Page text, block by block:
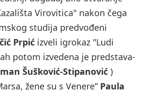
Virovitica" nakon čega
studija predvođeni
Prpić izveli igrokaz "Ludi
potom izvedena je predstava-
Šušković-Stipanović )
žene su s Venere“ Paula